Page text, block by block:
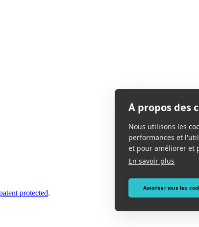
À propos des
Nous utilisons les
performances et
et pour améliorer et
En savoir plus
Autoriser tous les
protected.